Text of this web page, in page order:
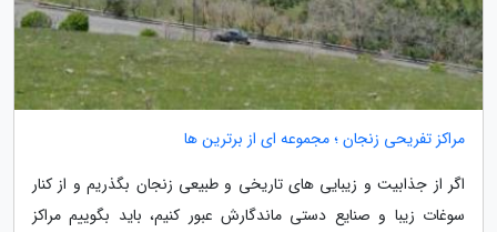
مراکز تفریحی زنجان ؛ مجموعه ای از برترین ها
اگر از جذابیت و زیبایی های تاریخی و طبیعی زنجان بگذریم و از کنار
سوغات زیبا و صنایع دستی ماندگارش عبور کنیم، باید بگوییم مراکز